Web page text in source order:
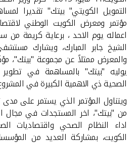
خدمات ما بعد البيع
اتصل بنا
مواقع الفروع وأجهزة الصرف الآلي
ألمانيا
التمويل الكويتي" بيتك" تقديرا
مؤتمر ومعرض الكويت الوطني
اعماله يوم الاحد ، برعاية كريمة
الشيخ جابر المبارك، ويشارك
والمعرض ممثلاً عن مجموعة "بيتك"،
يوليه "بيتك" بالمساهمة في
الصحية ذي الاهمية الكبيرة في
ويتناول المؤتمر الذي يستمر على مدى
من "بيتك"، اخر المستجدات في مجال
اداء النظام الصحي واقتصاديات
الكويت، بمشاركة العديد من